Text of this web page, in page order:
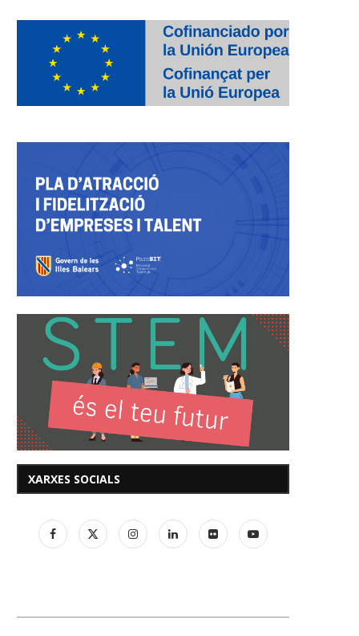
XARXES SOCIALS